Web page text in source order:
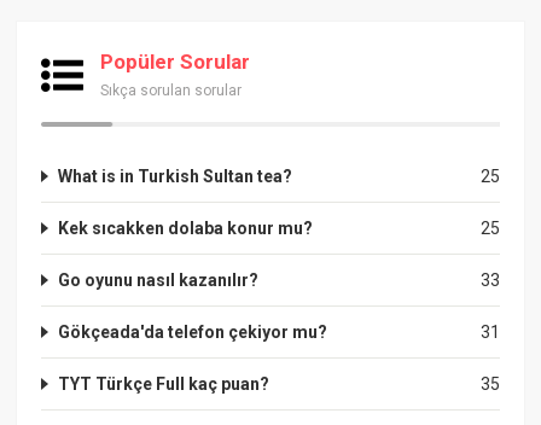
Popüler Sorular
Sıkça sorulan sorular
25
What is in Turkish Sultan tea?
25
Kek sıcakken dolaba konur mu?
33
Go oyunu nasıl kazanılır?
31
Gökçeada'da telefon çekiyor mu?
35
TYT Türkçe Full kaç puan?